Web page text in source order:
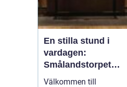
En stilla stund i
vardagen:
Smålandstorpet
Lanthotell
Välkommen till